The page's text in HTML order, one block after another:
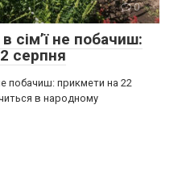
0
сім’ї не побачиш:
серпня
побачиш: прикмети на 22
в народному